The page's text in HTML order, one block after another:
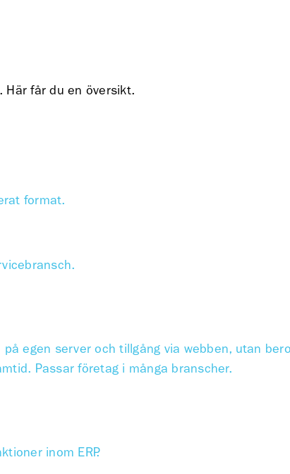
Här får du en översikt.
format.
egen server och tillgång via webben, utan
Passar företag i många branscher.
inom ERP.